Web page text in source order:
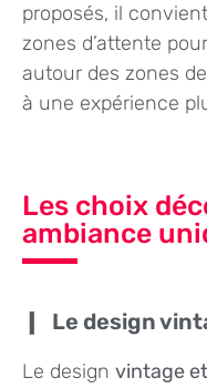
proposés, il
zones d’attente
autour des zones
à une expérience
Les choix
ambiance
Le design
Le design vintage